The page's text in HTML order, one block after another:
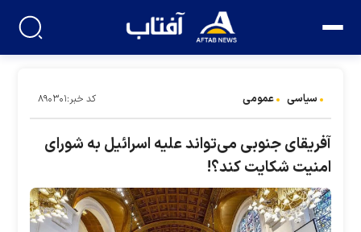
سیاسی عمومی کد خبر:۸۹۰۳۰۱
آفریقای جنوبی می‌تواند علیه اسرائیل به شورای
امنیت شکایت کند؟!